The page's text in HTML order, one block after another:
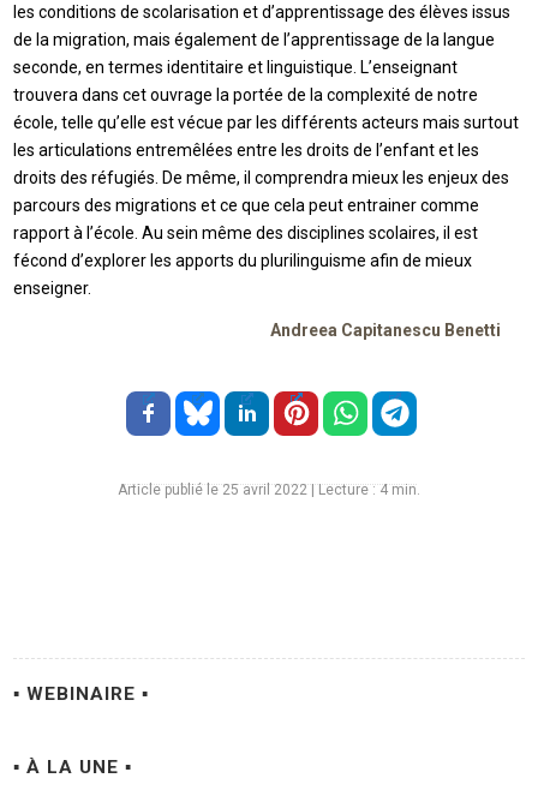
les conditions de scolarisation et d’apprentissage des élèves issus
de la migration, mais également de l’apprentissage de la langue
seconde, en termes identitaire et linguistique. L’enseignant
trouvera dans cet ouvrage la portée de la complexité de notre
école, telle qu’elle est vécue par les différents acteurs mais surtout
les articulations entremêlées entre les droits de l’enfant et les
droits des réfugiés. De même, il comprendra mieux les enjeux des
parcours des migrations et ce que cela peut entrainer comme
rapport à l’école. Au sein même des disciplines scolaires, il est
fécond d’explorer les apports du plurilinguisme afin de mieux
enseigner.
Andreea Capitanescu Benetti
Article publié le 25 avril 2022|Lecture : 4 min.
▪ WEBINAIRE ▪
▪ À LA UNE ▪